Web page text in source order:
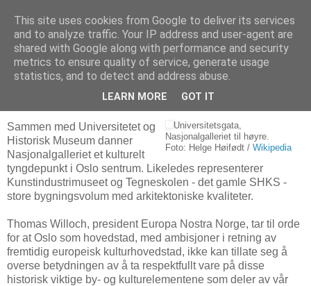
Arkitektur & Miljøteknologi
15 april 2009
- Kulturarv i fare
Universitetsgata,
Nasjonalgalleriet til høyre.
Foto: Helge Høifødt / Wikipedia
Sammen med Universitetet og
Historisk Museum danner
Nasjonalgalleriet et kulturelt
tyngdepunkt i Oslo sentrum. Likeledes representerer
Kunstindustrimuseet og Tegneskolen - det gamle SHKS -
store bygningsvolum med arkitektoniske kvaliteter.
Thomas Willoch, president Europa Nostra Norge, tar til orde
for at Oslo som hovedstad, med ambisjoner i retning av
fremtidig europeisk kulturhovedstad, ikke kan tillate seg å
overse betydningen av å ta respektfullt vare på disse
historisk viktige by- og kulturelementene som deler av vår
This site uses cookies from Google to deliver its services
and to analyze traffic. Your IP address and user-agent are
shared with Google along with performance and security
metrics to ensure quality of service, generate usage
statistics, and to detect and address abuse.
LEARN MORE GOT IT